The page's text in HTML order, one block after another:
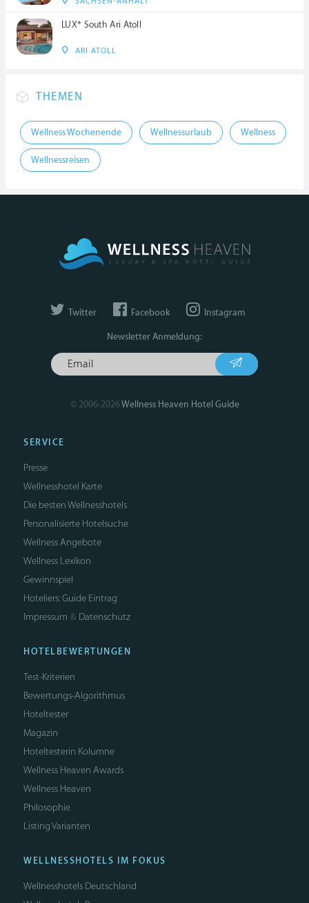
LUX* South Ari Atoll
ARI ATOLL
THEMEN
Wellness Wochenende Wellnessurlaub Wellness
Wellnessreisen
Twitter Facebook Instagram
Newsletter Anmeldung:
© 2006-2026Wellness Heaven Hotel Guide
SERVICE
Presse
Wellnesshotel Karte
Die besten Wellnesshotels
Personalisierte Hotelsuche
Wellness Angebote
Wellness Lexikon
Gewinnspiel
Hoteliers: Guide Eintrag
Impressum & Datenschutz
HOTELBEWERTUNGEN
Test-Kriterien
Bewertungs-Algorithmus
Hoteltester
Magazin
Hoteltesterin Kolumne
Wellness Heaven Awards
Wellness Heaven
Philosophie
Listing Varianten
WELLNESSHOTELS IM FOKUS
Wellnesshotels Deutschland